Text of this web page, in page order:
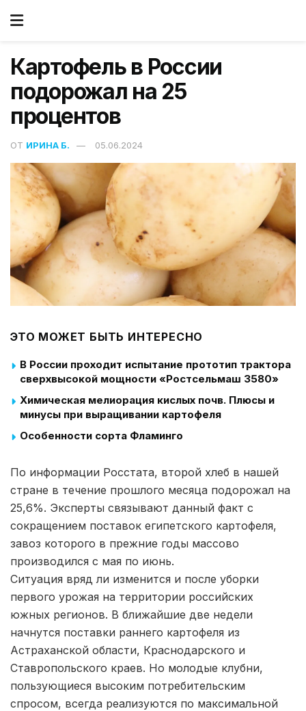
Картофель в России
подорожал на 25
процентов
ОТ ИРИНА Б. 05.06.2024
ЭТО МОЖЕТ БЫТЬ ИНТЕРЕСНО
В России проходит испытание прототип трактора
сверхвысокой мощности «Ростсельмаш 3580»
Химическая мелиорация кислых почв. Плюсы и
минусы при выращивании картофеля
Особенности сорта Фламинго
По информации Росстата, второй хлеб в нашей
стране в течение прошлого месяца подорожал на
25,6%. Эксперты связывают данный факт с
сокращением поставок египетского картофеля,
завоз которого в прежние годы массово
производился с мая по июнь.
Ситуация вряд ли изменится и после уборки
первого урожая на территории российских
южных регионов. В ближайшие две недели
начнутся поставки раннего картофеля из
Астраханской области, Краснодарского и
Ставропольского краев. Но молодые клубни,
пользующиеся высоким потребительским
спросом, всегда реализуются по максимальной